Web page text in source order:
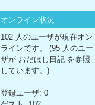
オンライン状況
102 人のユーザが現在オン
ラインです。 (95 人のユー
ザが おだほし日記 を参照
しています。)
登録ユーザ: 0